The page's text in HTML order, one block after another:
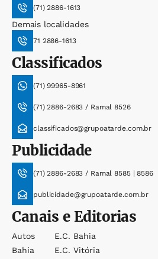
(71) 2886-1613
Demais localidades
71 2886-1613
Classificados
(71) 99965-8961
(71) 2886-2683 / Ramal 8526
classificados@grupoatarde.com.br
Publicidade
(71) 2886-2683 / Ramal 8585 | 8586
publicidade@grupoatarde.com.br
Canais e Editorias
Autos
Bahia
E.c. Bahia
E.c. Vitória